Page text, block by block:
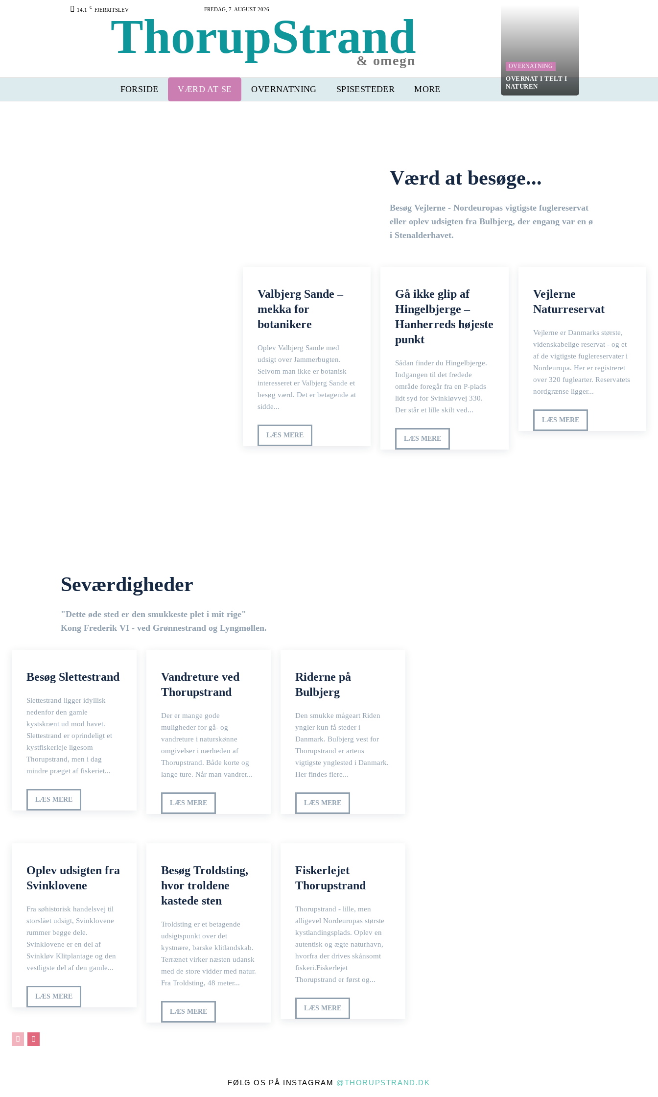
14.1 C FJERRITSLEV FREDAG, 7. AUGUST 2026
ThorupStrand
& omegn OVERNATNING
OVERNAT I TELT I
NATUREN
FORSIDE VÆRD AT SE OVERNATNING SPISESTEDER MORE
Værd at besøge...
Besøg Vejlerne - Nordeuropas vigtigste fuglereservat
eller oplev udsigten fra Bulbjerg, der engang var en ø
i Stenalderhavet.
Valbjerg Sande –
mekka for
botanikere
Oplev Valbjerg Sande med
udsigt over Jammerbugten.
Selvom man ikke er botanisk
interesseret er Valbjerg Sande et
besøg værd. Det er betagende at
sidde...
LÆS MERE
Gå ikke glip af
Hingelbjerge –
Hanherreds højeste
punkt
Sådan finder du Hingelbjerge.
Indgangen til det fredede
område foregår fra en P-plads
lidt syd for Svinkløvvej 330.
Der står et lille skilt ved...
LÆS MERE
Vejlerne
Naturreservat
Vejlerne er Danmarks største,
videnskabelige reservat - og et
af de vigtigste fuglereservater i
Nordeuropa. Her er registreret
over 320 fuglearter. Reservatets
nordgrænse ligger...
LÆS MERE
Seværdigheder
"Dette øde sted er den smukkeste plet i mit rige"
Kong Frederik VI - ved Grønnestrand og Lyngmøllen.
Besøg Slettestrand
Slettestrand ligger idyllisk
nedenfor den gamle
kystskrænt ud mod havet.
Slettestrand er oprindeligt et
kystfiskerleje ligesom
Thorupstrand, men i dag
mindre præget af fiskeriet...
LÆS MERE
Vandreture ved
Thorupstrand
Der er mange gode
muligheder for gå- og
vandreture i naturskønne
omgivelser i nærheden af
Thorupstrand. Både korte og
lange ture. Når man vandrer...
LÆS MERE
Riderne på
Bulbjerg
Den smukke mågeart Riden
yngler kun få steder i
Danmark. Bulbjerg vest for
Thorupstrand er artens
vigtigste ynglested i Danmark.
Her findes flere...
LÆS MERE
Oplev udsigten fra
Svinklovene
Fra søhistorisk handelsvej til
storslået udsigt, Svinklovene
rummer begge dele.
Svinklovene er en del af
Svinkløv Klitplantage og den
vestligste del af den gamle...
LÆS MERE
Besøg Troldsting,
hvor troldene
kastede sten
Troldsting er et betagende
udsigtspunkt over det
kystnære, barske klitlandskab.
Terrænet virker næsten udansk
med de store vidder med natur.
Fra Troldsting, 48 meter...
LÆS MERE
Fiskerlejet
Thorupstrand
Thorupstrand - lille, men
alligevel Nordeuropas største
kystlandingsplads. Oplev en
autentisk og ægte naturhavn,
hvorfra der drives skånsomt
fiskeri.Fiskerlejet
Thorupstrand er først og...
LÆS MERE
FØLG OS PÅ INSTAGRAM @THORUPSTRAND.DK